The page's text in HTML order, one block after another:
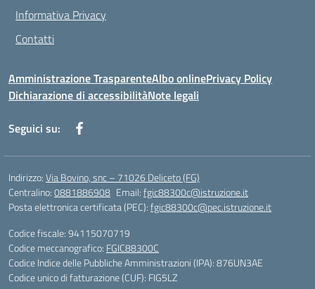
Informativa Privacy
Contatti
Amministrazione TrasparenteAlbo onlinePrivacy Policy
Dichiarazione di accessibilitàNote legali
Seguici su:
Indirizzo:Via Bovino, snc – 71026 Deliceto (FG)
Centralino:0881886908 Email:fgic88300c@istruzione.it
Posta elettronica certificata (PEC):fgic88300c@pec.istruzione.it
Codice fiscale: 94115070719
Codice meccanografico: FGIC88300C
Codice Indice delle Pubbliche Amministrazioni (IPA): 876UN3AE
Codice unico di fatturazione (CUF): FIG5LZ